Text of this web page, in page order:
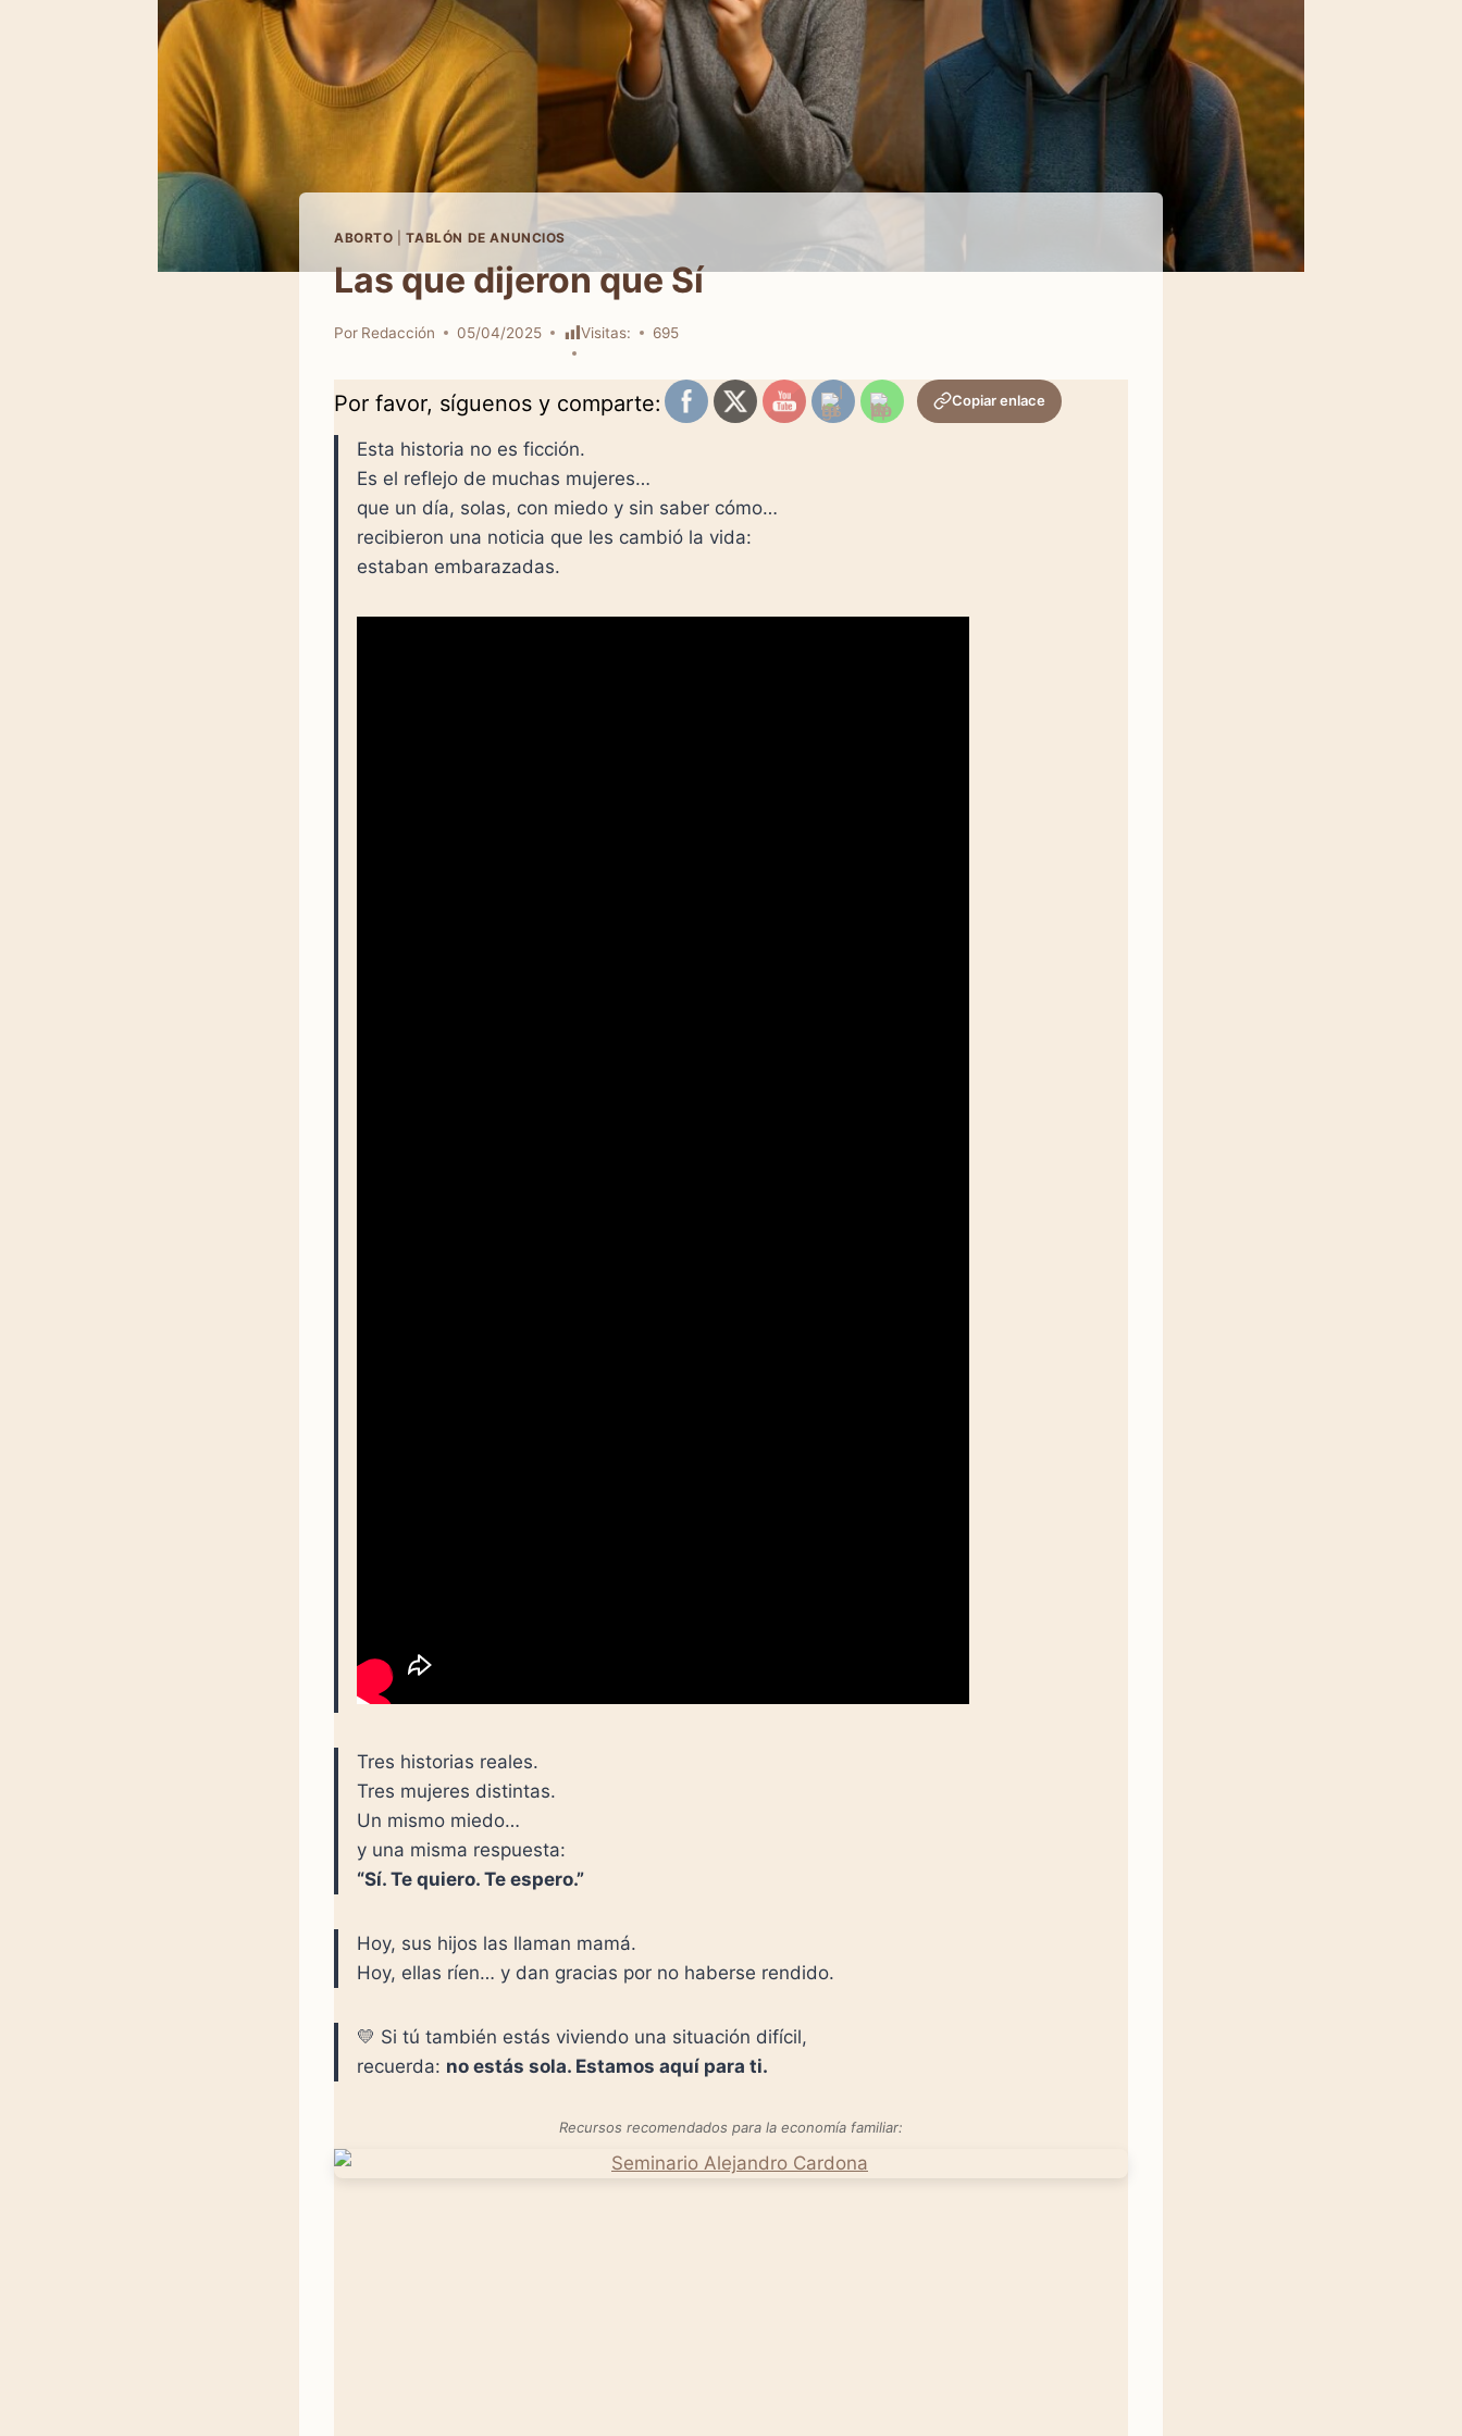
ABORTO |TABLÓN DE ANUNCIOS
Las que dijeron que Sí
Por Redacción 05/04/2025 Visitas: 695
Por favor, síguenos y comparte: Copiar enlace
Esta historia no es ficción.
Es el reflejo de muchas mujeres…
que un día, solas, con miedo y sin saber cómo…
recibieron una noticia que les cambió la vida:
estaban embarazadas.
Tres historias reales.
Tres mujeres distintas.
Un mismo miedo…
y una misma respuesta:
“Sí. Te quiero. Te espero.”
Hoy, sus hijos las llaman mamá.
Hoy, ellas ríen… y dan gracias por no haberse rendido.
💛 Si tú también estás viviendo una situación difícil,
recuerda: no estás sola. Estamos aquí para ti.
Recursos recomendados para la economía familiar: